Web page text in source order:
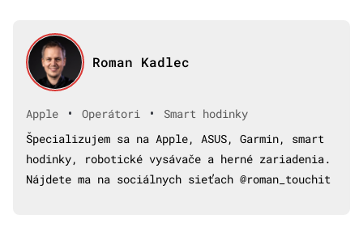
Roman Kadlec
Apple • Operátori •
Smart hodinky
Špecializujem sa na Apple, ASUS, Garmin, smart
hodinky, robotické vysávače a herné zariadenia.
Nájdete ma na sociálnych sieťach @roman_touchit